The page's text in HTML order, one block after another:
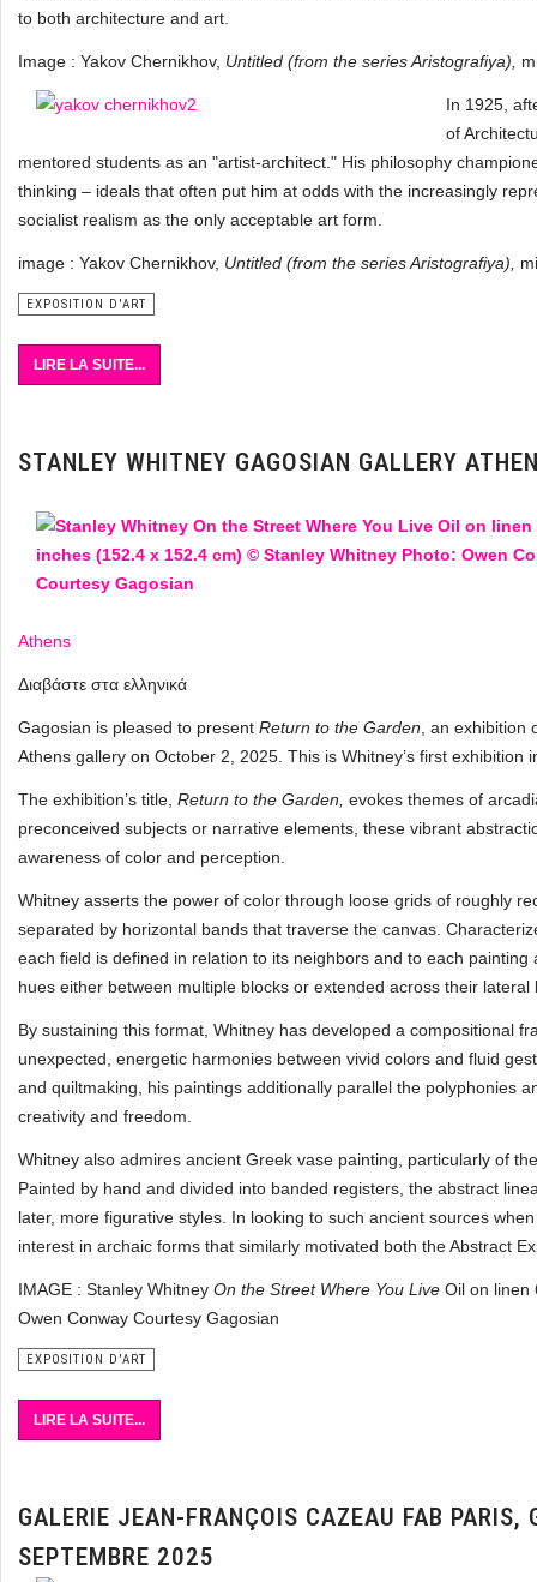
to both architecture and art.
Image : Yakov Chernikhov, Untitled (from the series Aristografiya),
In 1925,
of
mentored students as an "artist-architect." His philosophy
thinking – ideals that often put him at odds with the increasingly
socialist realism as the only acceptable art form.
image : Yakov Chernikhov, Untitled (from the series Aristografiya),
EXPOSITION D'ART
LIRE LA SUITE...
STANLEY WHITNEY GAGOSIAN GALLERY
Athens
Διαβάστε στα ελληνικά
Gagosian is pleased to present Return to the Garden , an
Athens gallery on October 2, 2025. This is Whitney’s first
The exhibition’s title, Return to the Garden, evokes themes of
preconceived subjects or narrative elements, these vibrant
awareness of color and perception.
Whitney asserts the power of color through loose grids of roughly
separated by horizontal bands that traverse the canvas.
each field is defined in relation to its neighbors and to each
hues either between multiple blocks or extended across their
By sustaining this format, Whitney has developed a compositional
unexpected, energetic harmonies between vivid colors and fluid
and quiltmaking, his paintings additionally parallel the polyphonies
creativity and freedom.
Whitney also admires ancient Greek vase painting, particularly of
Painted by hand and divided into banded registers, the abstract
later, more figurative styles. In looking to such ancient sources
interest in archaic forms that similarly motivated both the Abstract
IMAGE : Stanley Whitney On the Street Where You Live Oil on linen
Owen Conway Courtesy Gagosian
EXPOSITION D'ART
LIRE LA SUITE...
GALERIE JEAN-FRANÇOIS CAZEAU FAB
SEPTEMBRE 2025